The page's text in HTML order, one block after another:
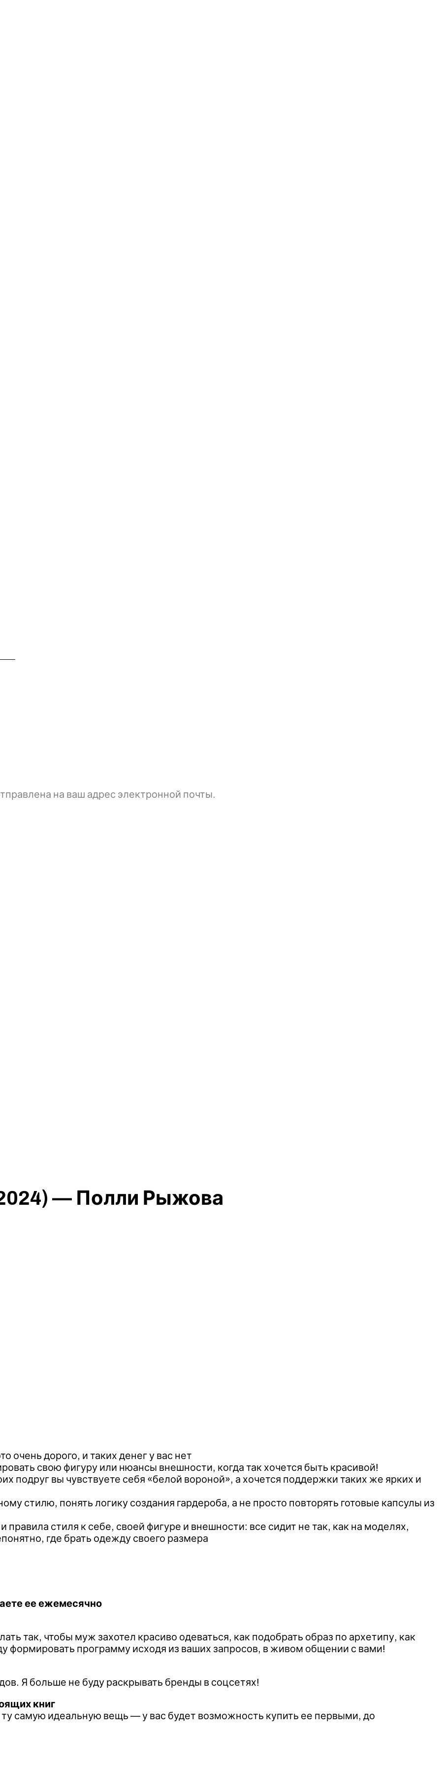
​​на ваш адрес электронной почты.
— Полли Рыжова
очень дорого, и таких денег у вас нет
свою фигуру или нюансы внешности, когда так хочется быть красивой!
подруг вы чувствуете себя «белой вороной», а хочется поддержки таких же ярких и
стилю, понять логику создания гардероба, а не просто повторять готовые капсулы из
стиля к себе, своей фигуре и внешности: все сидит не так, как на моделях,
где брать одежду своего размера
ее ежемесячно
так, чтобы муж захотел красиво одеваться, как подобрать образ по архетипу, как
формировать программу исходя из ваших запросов, в живом общении с вами!
Я больше не буду раскрывать бренды в соцсетях!
книг
самую идеальную вещь — у вас будет возможность купить ее первыми, до